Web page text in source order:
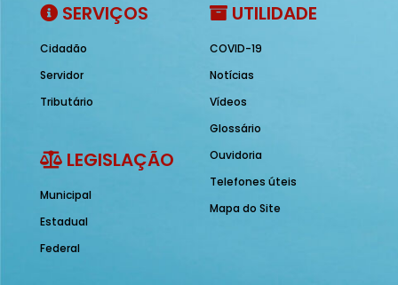
SERVIÇOS
Cidadão
Servidor
Tributário
LEGISLAÇÃO
Municipal
Estadual
Federal
UTILIDADE
COVID-19
Notícias
Vídeos
Glossário
Ouvidoria
Telefones úteis
Mapa do Site